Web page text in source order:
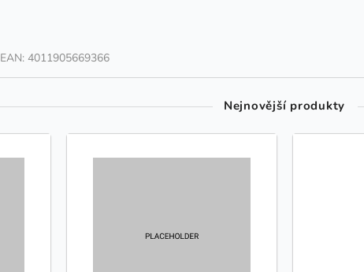
EAN: 4011905669366
Nejnovější produkty